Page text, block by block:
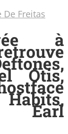
De Freitas
à
Otis,
Earl